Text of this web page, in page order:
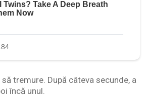
tremure. După câteva secunde, a
încă unul.